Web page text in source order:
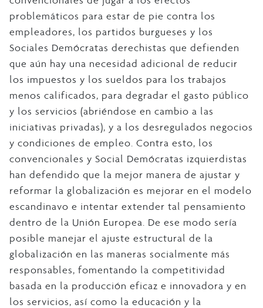
problemáticos para estar de pie contra los
empleadores, los partidos burgueses y los
Sociales Demócratas derechistas que defienden
que aún hay una necesidad adicional de reducir
los impuestos y los sueldos para los trabajos
menos calificados, para degradar el gasto público
y los servicios (abriéndose en cambio a las
iniciativas privadas), y a los desregulados negocios
y condiciones de empleo. Contra esto, los
convencionales y Social Demócratas izquierdistas
han defendido que la mejor manera de ajustar y
reformar la globalización es mejorar en el modelo
escandinavo e intentar extender tal pensamiento
dentro de la Unión Europea. De ese modo sería
posible manejar el ajuste estructural de la
globalización en las maneras socialmente más
responsables, fomentando la competitividad
basada en la producción eficaz e innovadora y en
los servicios, así como la educación y la